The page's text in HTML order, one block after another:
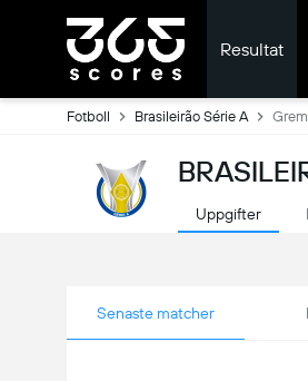
Resultat
Fotboll Brasileirão Série A
Uppgifter
Senaste matcher